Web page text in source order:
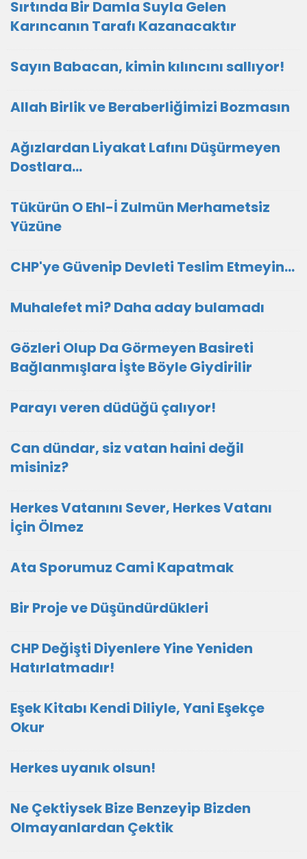
Sırtında Bir Damla Suyla Gelen
Karıncanın Tarafı Kazanacaktır
Sayın Babacan, kimin kılıncını sallıyor!
Allah Birlik ve Beraberliğimizi Bozmasın
Ağızlardan Liyakat Lafını Düşürmeyen
Dostlara...
Tükürün O Ehl-İ Zulmün Merhametsiz
Yüzüne
CHP'ye Güvenip Devleti Teslim Etmeyin…
Muhalefet mi? Daha aday bulamadı
Gözleri Olup Da Görmeyen Basireti
Bağlanmışlara İşte Böyle Giydirilir
Parayı veren düdüğü çalıyor!
Can dündar, siz vatan haini değil
misiniz?
Herkes Vatanını Sever, Herkes Vatanı
İçin Ölmez
Ata Sporumuz Cami Kapatmak
Bir Proje ve Düşündürdükleri
CHP Değişti Diyenlere Yine Yeniden
Hatırlatmadır!
Eşek Kitabı Kendi Diliyle, Yani Eşekçe
Okur
Herkes uyanık olsun!
Ne Çektiysek Bize Benzeyip Bizden
Olmayanlardan Çektik